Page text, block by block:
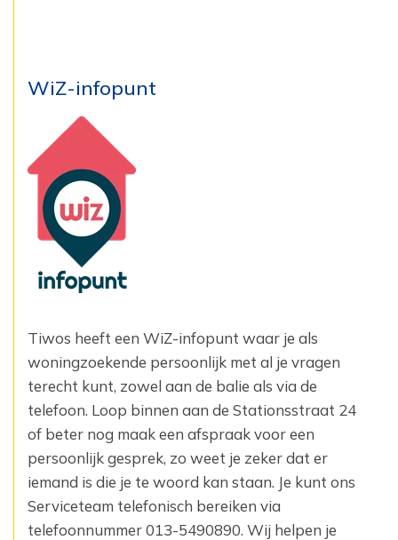
WiZ-infopunt
Tiwos heeft een WiZ-infopunt waar je als
woningzoekende persoonlijk met al je vragen
terecht kunt, zowel aan de balie als via de
telefoon. Loop binnen aan de Stationsstraat 24
of beter nog maak een afspraak voor een
persoonlijk gesprek, zo weet je zeker dat er
iemand is die je te woord kan staan. Je kunt ons
Serviceteam telefonisch bereiken via
telefoonnummer 013-5490890. Wij helpen je